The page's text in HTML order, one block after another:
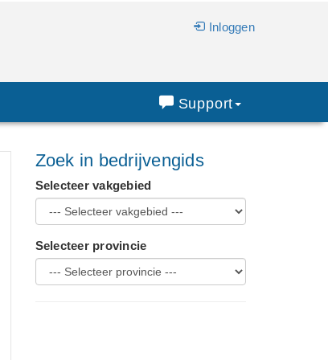
Inloggen
Support
Zoek in bedrijvengids
Selecteer vakgebied
Selecteer provincie